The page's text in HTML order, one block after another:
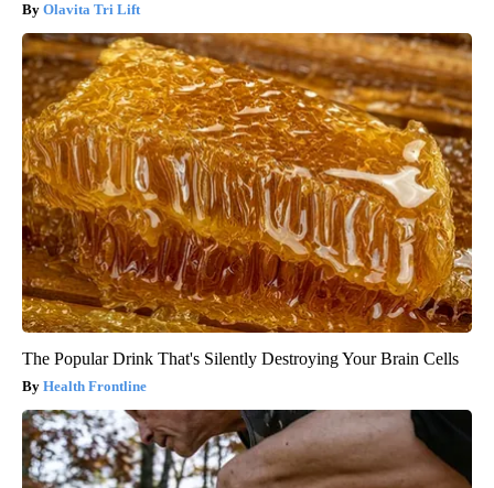
Olavita Tri Lift
The Popular Drink That's Silently Destroying Your Brain Cells
Health Frontline